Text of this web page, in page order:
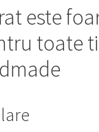
este
toate